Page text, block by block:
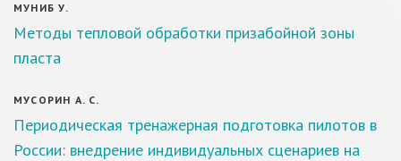
МУНИБ У.
Методы тепловой обработки призабойной зоны
пласта
МУСОРИН А. С.
Периодическая тренажерная подготовка пилотов в
России: внедрение индивидуальных сценариев на